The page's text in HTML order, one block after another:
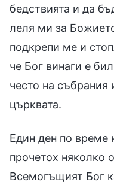
бедствията и да
леля ми за
подкрепи ме и
че Бог винаги е
често на събрания
църквата.
Един ден по време
прочетох няколко
Всемогъщият Бог